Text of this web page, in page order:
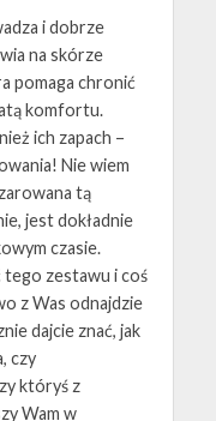
i dobrze
na skórze
pomaga chronić
komfortu.
ich zapach –
Nie wiem
tą
jest dokładnie
czasie.
tego zestawu i coś
z Was odnajdzie
dajcie znać, jak
czy
któryś z
Wam w